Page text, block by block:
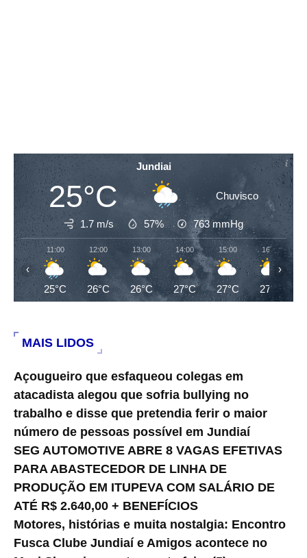
Jundiai
25°C Chuvisco
1.7 m/s 57% 763mmHg
11:00
25°C
12:00
26°C
13:00
26°C
14:00
27°C
15:00
27°C
16:00
27°C
‹ ›
MAIS LIDOS
Açougueiro que esfaqueou colegas em
atacadista alegou que sofria bullying no
trabalho e disse que pretendia ferir o maior
número de pessoas possível em Jundiaí
SEG AUTOMOTIVE ABRE 8 VAGAS EFETIVAS
PARA ABASTECEDOR DE LINHA DE
PRODUÇÃO EM ITUPEVA COM SALÁRIO DE
ATÉ R$ 2.640,00 + BENEFÍCIOS
Motores, histórias e muita nostalgia: Encontro
Fusca Clube Jundiaí e Amigos acontece no